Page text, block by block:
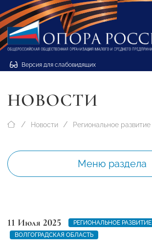
Версия для слабовидящих
НОВОСТИ
Новости Региональное развитие
Меню раздела
11 Июля 2025
РЕГИОНАЛЬНОЕ РАЗВИТИЕ
ВОЛГОГРАДСКАЯ ОБЛАСТЬ